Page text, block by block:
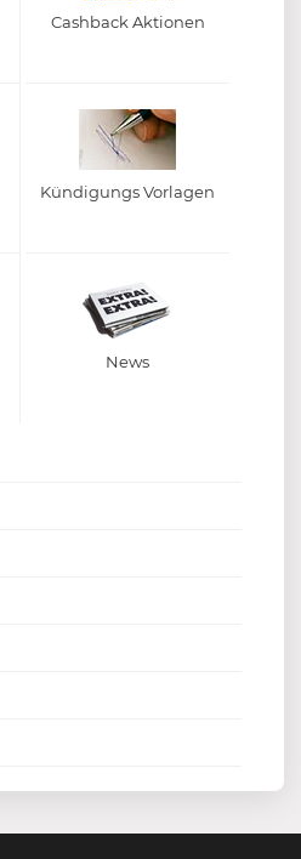
Cashback Aktionen
Kündigungs Vorlagen
News